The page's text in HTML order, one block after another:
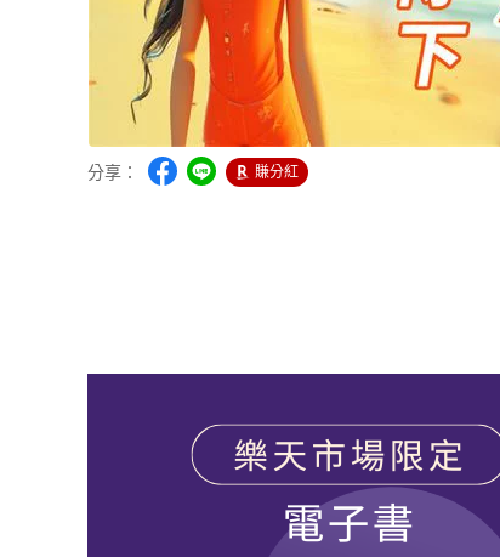
分享： 賺分紅